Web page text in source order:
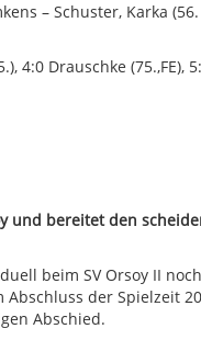
– Schuster, Karka
4:0 Drauschke (75.,FE),
und bereitet den
beim SV Orsoy II
der Spielzeit
Abschied.